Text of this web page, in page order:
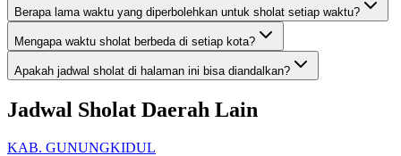
Berapa lama waktu yang diperbolehkan untuk sholat setiap waktu?
Mengapa waktu sholat berbeda di setiap kota?
Apakah jadwal sholat di halaman ini bisa diandalkan?
Jadwal Sholat Daerah Lain
KAB. GUNUNGKIDUL